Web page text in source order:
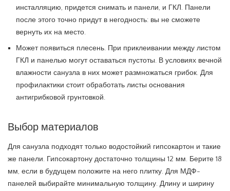
инсталляцию, придется снимать и панели, и ГКЛ. Панели
после этого точно придут в негодность: вы не сможете
вернуть их на место.
Может появиться плесень. При приклеивании между листом
ГКЛ и панелью могут оставаться пустоты. В условиях вечной
влажности санузла в них может размножаться грибок. Для
профилактики стоит обработать листы основания
антигрибковой грунтовкой.
Выбор материалов
Для санузла подходят только водостойкий гипсокартон и такие
же панели. Гипсокартону достаточно толщины 12 мм. Берите 18
мм, если в будущем положите на него плитку. Для МДФ-
панелей выбирайте минимальную толщину. Длину и ширину